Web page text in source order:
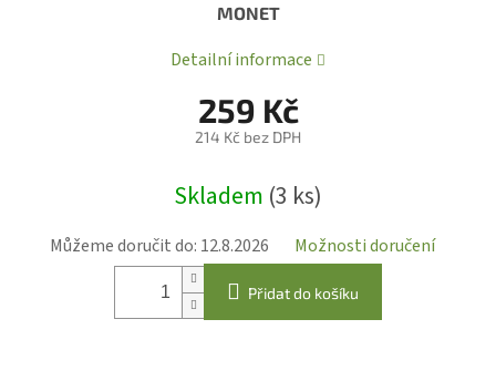
259 Kč
214 Kč bez DPH
cena:
Skladem (3 ks)
Můžeme doručit do: 12.8.2026 Možnosti doručení
Přidat do košíku
MONET
Detailní informace